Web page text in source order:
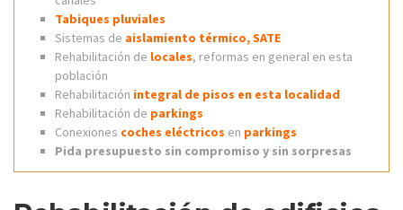
Tabiques pluviales
Sistemas de aislamiento térmico, SATE
Rehabilitación de locales, reformas en general en esta
población
Rehabilitación integral de pisos en esta localidad
Rehabilitación de parkings
Conexiones coches eléctricos en parkings
Pida presupuesto sin compromiso y sin sorpresas